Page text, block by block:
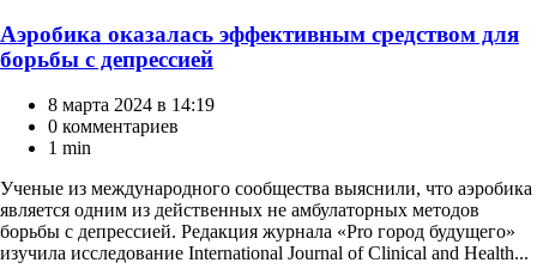
Аэробика оказалась эффективным средством для
борьбы с депрессией
8 марта 2024 в 14:19
0 комментариев
1 min
Ученые из международного сообщества выяснили, что аэробика
является одним из действенных не амбулаторных методов
борьбы с депрессией. Редакция журнала «Pro город будущего»
изучила исследование International Journal of Clinical and Health...